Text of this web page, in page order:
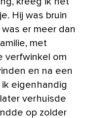
Hij was bruin
er meer dan
met
verfwinkel om
en na een
eigenhandig
verhuisde
op zolder